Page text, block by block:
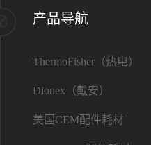
产品导航
ThermoFisher（热电）
Dionex（戴安）
美国CEM配件耗材